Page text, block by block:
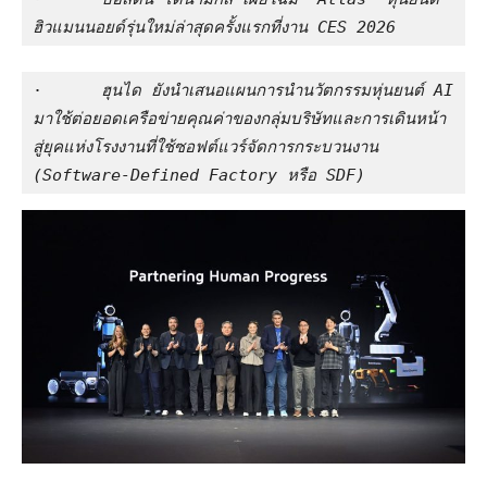
ฮิวแมนนอยด์รุ่นใหม่ล่าสุดครั้งแรกที่งาน CES 2026
· ฮุนได ยังนำเสนอแผนการนำนวัตกรรมหุ่นยนต์ AI
มาใช้ต่อยอดเครือข่ายคุณค่าของกลุ่มบริษัทและการเดินหน้า
สู่ยุคแห่งโรงงานที่ใช้ซอฟต์แวร์จัดการกระบวนงาน
(Software-Defined Factory หรือ SDF)